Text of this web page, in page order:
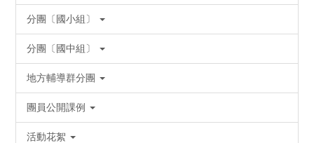
分團〔國小組〕
分團〔國中組〕
地方輔導群分團
團員公開課例
活動花絮